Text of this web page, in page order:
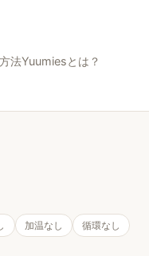
法Yuumiesとは？
加温なし 循環なし